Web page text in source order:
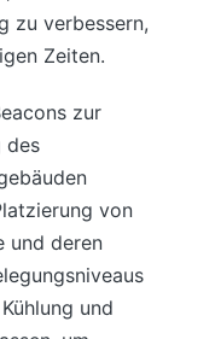
zu verbessern,
Zeiten.
zur
des
von
und deren
und